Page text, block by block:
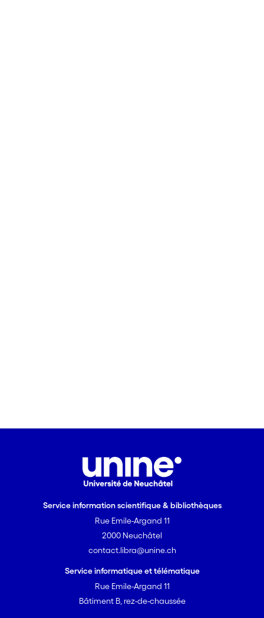
Service information scientifique & bibliothèques
Rue Emile-Argand 11
2000 Neuchâtel
contact.libra@unine.ch
Service informatique et télématique
Rue Emile-Argand 11
Bâtiment B, rez-de-chaussée